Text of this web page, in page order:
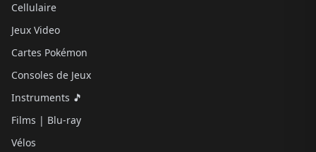
Cellulaire
Jeux Video
Cartes Pokémon
Consoles de Jeux
Instruments 🎵
Films | Blu-ray
Vélos